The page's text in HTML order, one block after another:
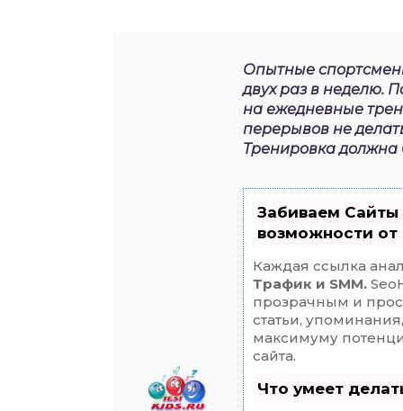
Опытные
двух раз в неделю.
на ежедневные
перерывов не
Тренировка должна
Забиваем
возможности от
Каждая ссылка
Трафик и SMM.
прозрачным и
статьи,
максимуму
сайта.
Что умеет